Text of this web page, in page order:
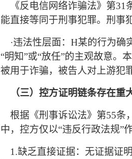
《反电信网络诈骗法》第31
能直接等同于刑事犯罪。刑事
·违法性层面： H某的行为确
“明知”或“放任”的主观故意。
被用于诈骗， 被告人对上游犯
（三）控方证明链条存在重
根据《刑事诉讼法》第55条
中，控方仅以“违反行政法规”
1.缺乏直接证据：无证据证明